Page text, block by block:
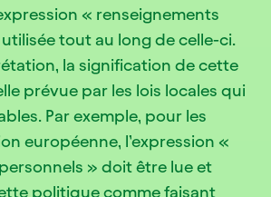
« renseignements
tout au long de celle-ci.
la signification de cette
prévue par les lois locales qui
Par exemple, pour les
européenne, l’expression «
» doit être lue et
politique comme faisant